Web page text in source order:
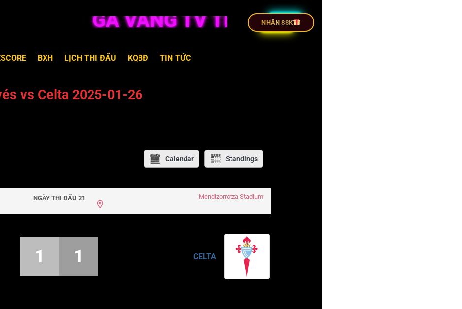
GÀ VÀNG TV TRỰC TIẾP BÓNG ĐÁ
NHÂN 88K
BXH LỊCH THI ĐẤU KQBĐ TIN TỨC
vs Celta 2025-01-26
Calendar Standings
NGÀY THI ĐẤU 21 Mendizorrotza Stadium
CELTA
1 1